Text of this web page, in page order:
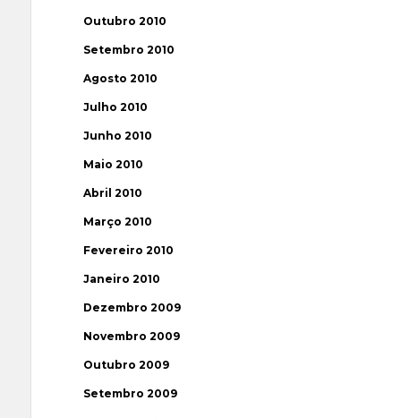
Outubro 2010
Setembro 2010
Agosto 2010
Julho 2010
Junho 2010
Maio 2010
Abril 2010
Março 2010
Fevereiro 2010
Janeiro 2010
Dezembro 2009
Novembro 2009
Outubro 2009
Setembro 2009